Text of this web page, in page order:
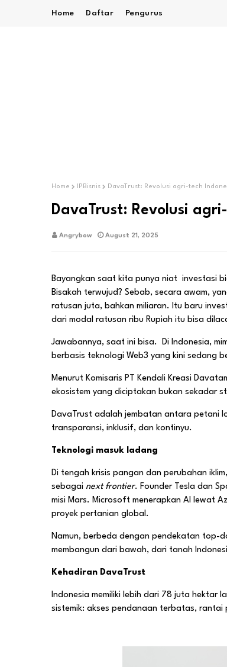
Home Daftar Pengurus
Home IPBisnis DavaTrust: Revolusi agri-tech
DavaTrust: Revolusi
Angrybow August 21, 2025
Bayangkan saat kita punya niat investasi
Bisakah terwujud? Sebab, secara awam,
ratusan juta, bahkan miliaran. Itu baru
dari modal ratusan ribu Rupiah itu bisa
Jawabannya, saat ini bisa. Di Indonesia,
berbasis teknologi Web3 yang kini sedang
Menurut Komisaris PT Kendali Kreasi
ekosistem yang diciptakan bukan sekadar
DavaTrust adalah jembatan antara petani
transparansi, inklusif, dan kontinyu.
Teknologi masuk ladang
Di tengah krisis pangan dan perubahan
sebagai next frontier. Founder Tesla dan
misi Mars. Microsoft menerapkan AI lewat
proyek pertanian global.
Namun, berbeda dengan pendekatan top-
membangun dari bawah, dari tanah
Kehadiran DavaTrust
Indonesia memiliki lebih dari 78 juta hektar
sistemik: akses pendanaan terbatas,